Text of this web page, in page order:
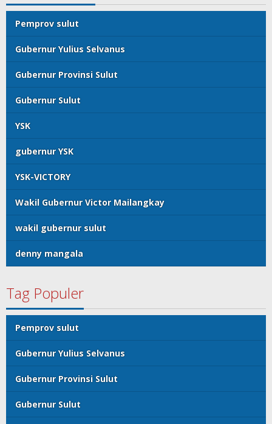
Pemprov sulut
Gubernur Yulius Selvanus
Gubernur Provinsi Sulut
Gubernur Sulut
YSK
gubernur YSK
YSK-VICTORY
Wakil Gubernur Victor Mailangkay
wakil gubernur sulut
denny mangala
Tag Populer
Pemprov sulut
Gubernur Yulius Selvanus
Gubernur Provinsi Sulut
Gubernur Sulut